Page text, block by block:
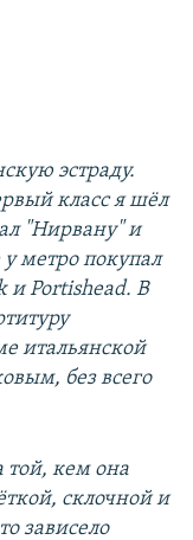
эстраду.
класс я шёл
"Нирвану" и
метро покупал
и Portishead. В
итальянской
без всего
той, кем она
склочной и
зависело